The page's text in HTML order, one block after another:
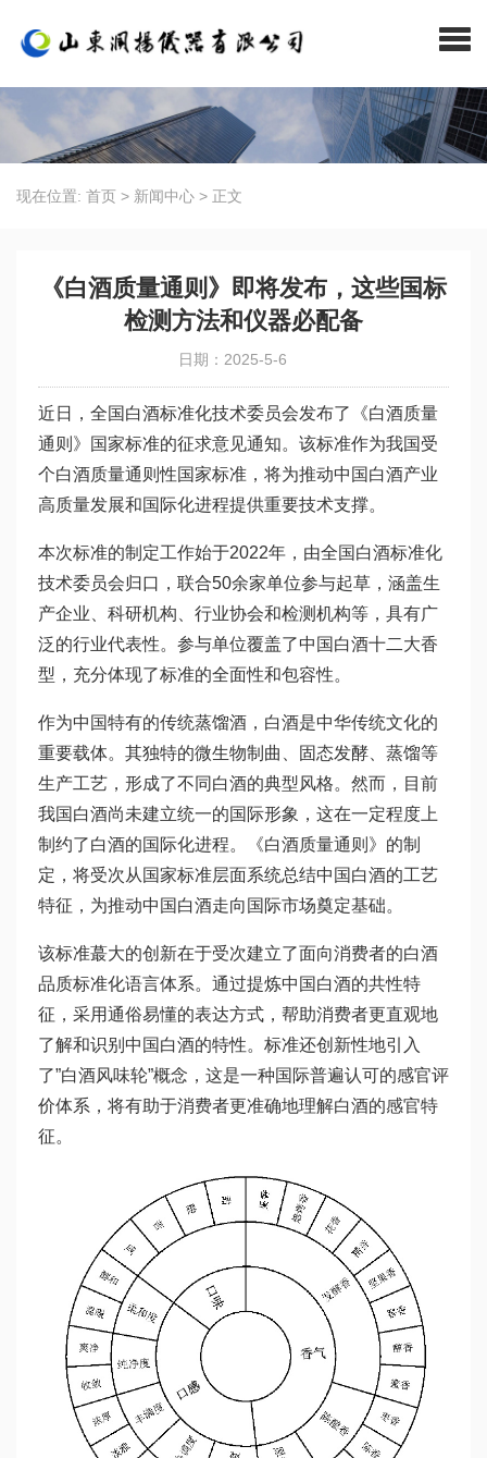
现在位置: 首页 > 新闻中心 > 正文
《白酒质量通则》即将发布，这些国标
检测方法和仪器必配备
日期：2025-5-6
近日，全国白酒标准化技术委员会发布了《白酒质量
通则》国家标准的征求意见通知。该标准作为我国受
个白酒质量通则性国家标准，将为推动中国白酒产业
高质量发展和国际化进程提供重要技术支撑。
本次标准的制定工作始于2022年，由全国白酒标准化
技术委员会归口，联合50余家单位参与起草，涵盖生
产企业、科研机构、行业协会和检测机构等，具有广
泛的行业代表性。参与单位覆盖了中国白酒十二大香
型，充分体现了标准的全面性和包容性。
作为中国特有的传统蒸馏酒，白酒是中华传统文化的
重要载体。其独特的微生物制曲、固态发酵、蒸馏等
生产工艺，形成了不同白酒的典型风格。然而，目前
我国白酒尚未建立统一的国际形象，这在一定程度上
制约了白酒的国际化进程。《白酒质量通则》的制
定，将受次从国家标准层面系统总结中国白酒的工艺
特征，为推动中国白酒走向国际市场奠定基础。
该标准蕞大的创新在于受次建立了面向消费者的白酒
品质标准化语言体系。通过提炼中国白酒的共性特
征，采用通俗易懂的表达方式，帮助消费者更直观地
了解和识别中国白酒的特性。标准还创新性地引入
了”白酒风味轮”概念，这是一种国际普遍认可的感官评
价体系，将有助于消费者更准确地理解白酒的感官特
征。